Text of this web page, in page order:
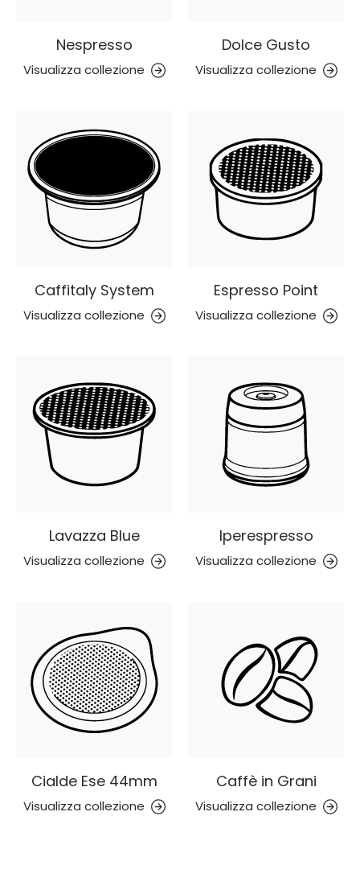
Nespresso
Visualizza collezione
Dolce Gusto
Visualizza collezione
Caffitaly System
Visualizza collezione
Espresso Point
Visualizza collezione
Lavazza Blue
Visualizza collezione
Iperespresso
Visualizza collezione
Cialde Ese 44mm
Visualizza collezione
Caffè in Grani
Visualizza collezione